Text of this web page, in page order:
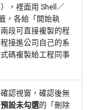
，裡面用 Shell／
，各給「開始執
段可直接複製的程
接進公司自己的系
碼複製給工程同事
認視窗，確認後無
預設未勾選的「刪除